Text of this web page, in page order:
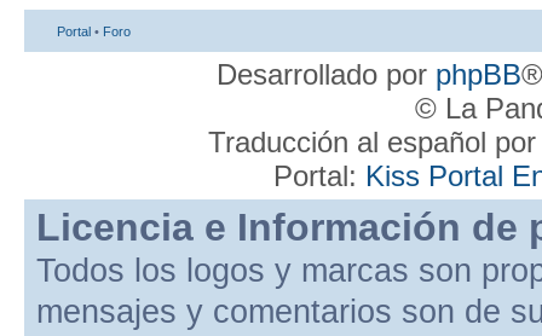
Portal • Foro
Desarrollado por phpBB
© La
Traducción al español
Portal: Kiss Portal
Licencia e Información de
Todos los logos y marcas son
mensajes y comentarios son de